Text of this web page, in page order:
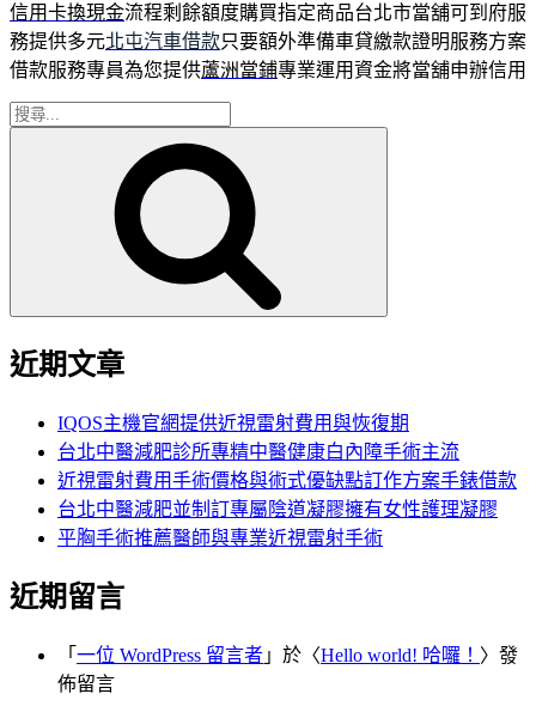
信用卡換現金流程剩餘額度購買指定商品台北市當舖可到府服
務提供多元北屯汽車借款只要額外準備車貸繳款證明服務方案
借款服務專員為您提供蘆洲當鋪專業運用資金將當舖申辦信用
搜
近期文章
IQOS主機官網提供近視雷射費用與恢復期
台北中醫減肥診所專精中醫健康白內障手術主流
近視雷射費用手術價格與術式優缺點訂作方案手錶借款
台北中醫減肥並制訂專屬陰道凝膠擁有女性護理凝膠
平胸手術推薦醫師與專業近視雷射手術
近期留言
「 一位 WordPress 留言者 」於〈Hello world! 哈囉！ 〉發
佈留言